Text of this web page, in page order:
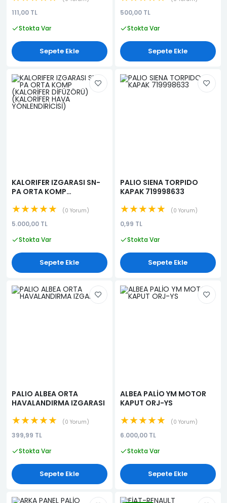
111,00 TL
Stokta Var
Sepete Ekle
500,00 TL
Stokta Var
Sepete Ekle
KALORIFER IZGARASI SN-
PA ORTA KOMP
(KALORİFER HAVA
YÖNLENDİRİCİSİ)
★★★★★ 0 Yorum
5.000,00 TL
Stokta Var
Sepete Ekle
PALIO SIENA TORPIDO
KAPAK 719998633
★★★★★ 0 Yorum
0,99 TL
Stokta Var
Sepete Ekle
PALIO ALBEA ORTA
HAVALANDIRMA IZGARASI
★★★★★ 0 Yorum
399,99 TL
Stokta Var
Sepete Ekle
ALBEA PALİO YM MOTOR
KAPUT ORJ-YS
★★★★★ 0 Yorum
6.000,00 TL
Stokta Var
Sepete Ekle